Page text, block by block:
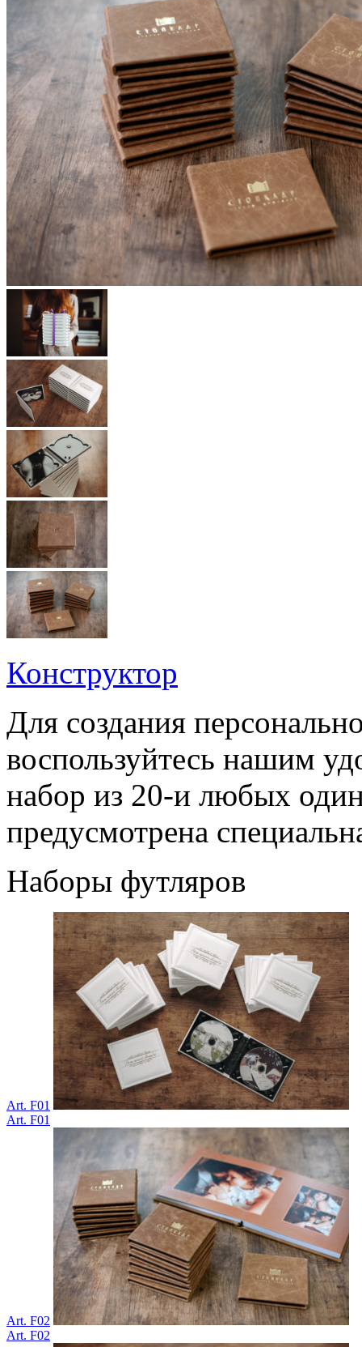
Конструктор
Для создания
воспользуйтесь нашим
набор из 20-и любых
предусмотрена
Наборы футляров
Art. F01
Art. F01
Art. F02
Art. F02